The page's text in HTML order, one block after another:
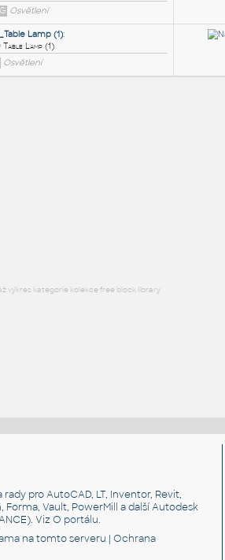
výkres kategorie kolekce free block library
pro AutoCAD, LT, Inventor, Revit,
Forma, Vault, PowerMill a další Autodesk
VizO portálu.
na tomto serveru |Ochrana